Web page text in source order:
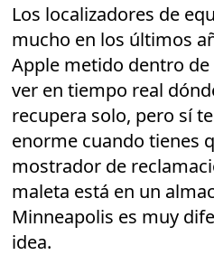
Los localizadores de
mucho en los últimos
Apple metido dentro
ver en tiempo real
recupera solo, pero sí
enorme cuando tienes
mostrador de
maleta está en un
Minneapolis es muy
idea.